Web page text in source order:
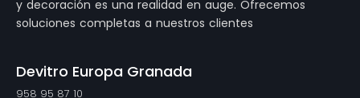
y decoración es una realidad en auge. Ofrecemos
soluciones completas a nuestros clientes
Devitro Europa Granada
958 95 87 10